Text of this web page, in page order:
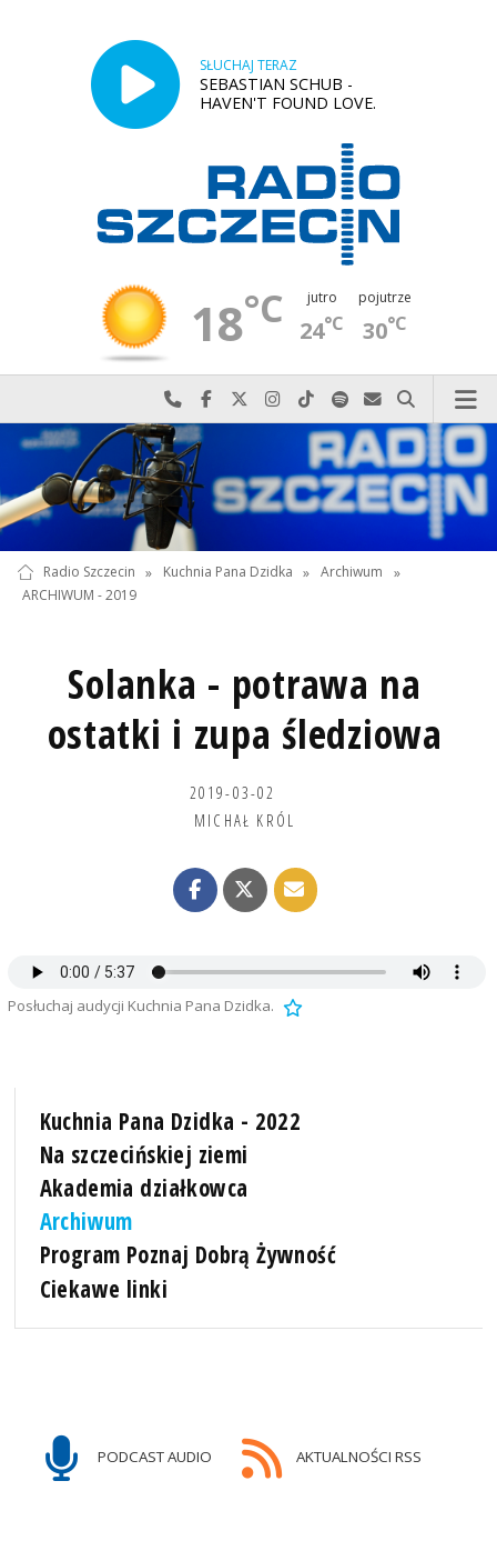
SŁUCHAJ TERAZ
SEBASTIAN SCHUB -
HAVEN'T FOUND LOVE.
18°C jutro
24°C
pojutrze
30°C
Najlepiej po prostu do nas zadzwoń
Odwiedź nas na Facebook-u
Odwiedź nas na X
Odwiedź nas na Instagram-ie
Odwiedź nas na TikTok-u
Szukaj nas na Spotify
Wyślij do nas
Szukaj
Radio Szczecin » Kuchnia Pana Dzidka » Archiwum
»
ARCHIWUM - 2019
Solanka - potrawa na
ostatki i zupa śledziowa
2019-03-02
MICHAŁ KRÓL
Posłuchaj audycji Kuchnia Pana Dzidka.
Kuchnia Pana Dzidka - 2022
Na szczecińskiej ziemi
Akademia działkowca
Archiwum
Program Poznaj Dobrą Żywność
Ciekawe linki
PODCAST AUDIO AKTUALNOŚCI RSS